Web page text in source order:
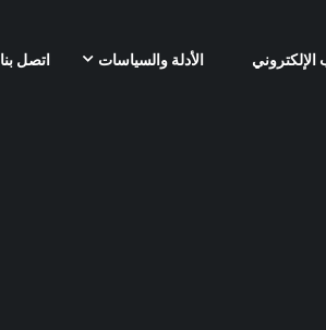
الإلكتروني الأدلة والسياسات اتصل بنا